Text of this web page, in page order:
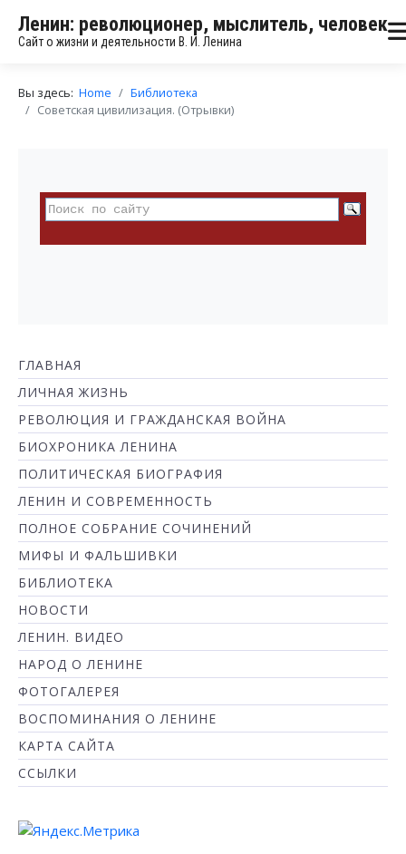
Ленин: революционер, мыслитель, человек
Сайт о жизни и деятельности В. И. Ленина
Вы здесь: Home
Библиотека
Советская цивилизация. (Отрывки)
ГЛАВНАЯ
ЛИЧНАЯ ЖИЗНЬ
РЕВОЛЮЦИЯ И ГРАЖДАНСКАЯ ВОЙНА
БИОХРОНИКА ЛЕНИНА
ПОЛИТИЧЕСКАЯ БИОГРАФИЯ
ЛЕНИН И СОВРЕМЕННОСТЬ
ПОЛНОЕ СОБРАНИЕ СОЧИНЕНИЙ
МИФЫ И ФАЛЬШИВКИ
БИБЛИОТЕКА
НОВОСТИ
ЛЕНИН. ВИДЕО
НАРОД О ЛЕНИНЕ
ФОТОГАЛЕРЕЯ
ВОСПОМИНАНИЯ О ЛЕНИНЕ
КАРТА САЙТА
ССЫЛКИ